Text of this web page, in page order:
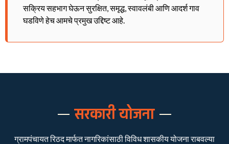
सक्रिय सहभाग घेऊन सुरक्षित, समृद्ध, स्वावलंबी आणि आदर्श गाव
घडविणे हेच आमचे प्रमुख उद्दिष्ट आहे.
सरकारी योजना
ग्रामपंचायत रिठद मार्फत नागरिकांसाठी विविध शासकीय योजना राबवल्या